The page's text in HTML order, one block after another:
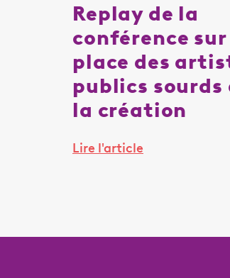
Replay de la
conférence sur
place des
publics sourds
la création
Lire l'article